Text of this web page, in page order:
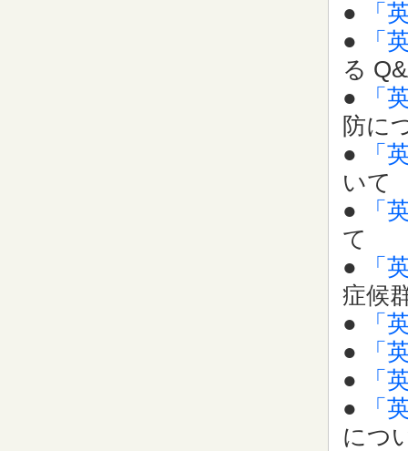
●
「
●
「
る
●
「
防に
●
「
いて
●
「
て
●
「
症候
●
「
●
「
●
「
●
「
につ